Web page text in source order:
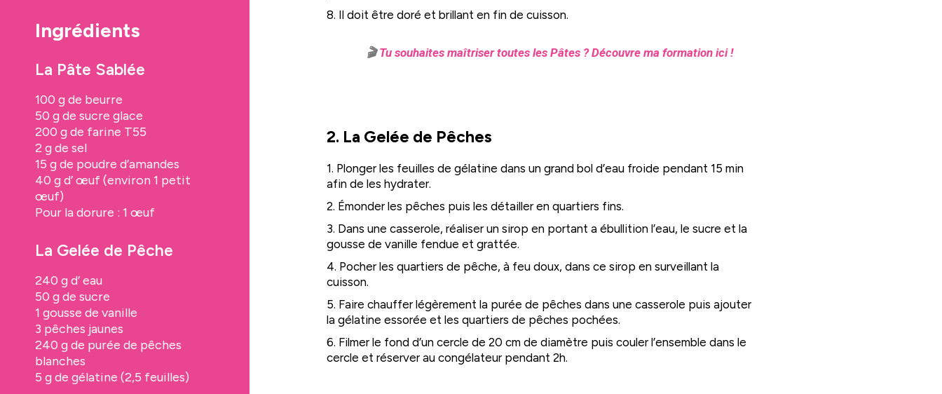
Ingrédients
La Pâte Sablée
100 g de beurre
50 g de sucre glace
200 g de farine T55
2 g de sel
15 g de poudre d’amandes
40 g d’œuf(environ 1 petit
œuf)
Pour la dorure : 1 œuf
La Gelée de Pêche
240 g d’eau
50 g de sucre
1 gousse de vanille
3 pêches jaunes
240 g de purée de pêches
blanches
5 g de gélatine (2,5 feuilles)
8. Il doit être doré et brillant en fin de cuisson.
🎬Tu souhaites maîtriser toutes les Pâtes ? Découvre ma formation ici !
2. La Gelée de Pêches
1. Plonger les feuilles de gélatine dans un grand bol d’eau froide pendant 15 min
afin de les hydrater.
2. Émonder les pêches puis les détailler en quartiers fins.
3. Dans une casserole, réaliser un sirop en portant a ébullition l’eau, le sucre et la
gousse de vanille fendue et grattée.
4. Pocher les quartiers de pêche, à feu doux, dans ce sirop en surveillant la
cuisson.
5. Faire chauffer légèrement la purée de pêches dans une casserole puis ajouter
la gélatine essorée et les quartiers de pêches pochées.
6. Filmer le fond d’un cercle de 20 cm de diamètre puis couler l’ensemble dans le
cercle et réserver au congélateur pendant 2h.